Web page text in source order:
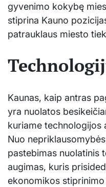
gyvenimo kokybę
stiprina Kauno
patrauklaus miesto
Kaunas, kaip antras
yra nuolatos
kuriame technologijos
Nuo
pastebimas nuolatinis
augimas, kuris
ekonomikos